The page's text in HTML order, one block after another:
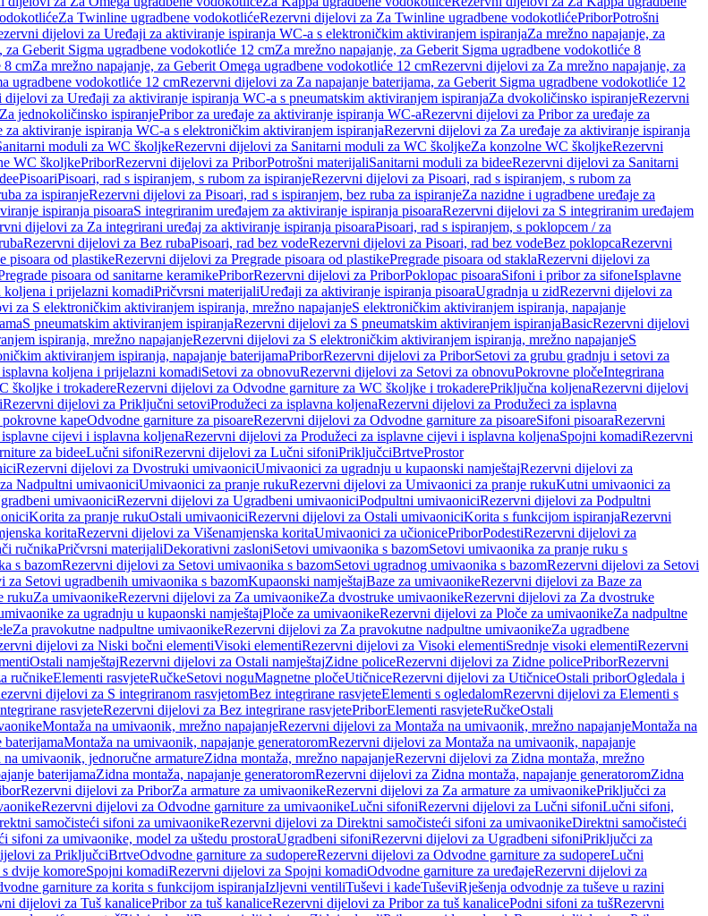
Za Twinline ugradbene vodokotlićeRezervni dijelovi za Za Twinline ugradbene vodokotlićePriborPotrošni
dijelovi za Uređaji za aktiviranje ispiranja WC-a s elektroničkim aktiviranjem ispiranjaZa mrežno napajanje, za
Geberit Sigma ugradbene vodokotliće 12 cmZa mrežno napajanje, za Geberit Sigma ugradbene vodokotliće 8
8 cmZa mrežno napajanje, za Geberit Omega ugradbene vodokotliće 12 cmRezervni dijelovi za Za mrežno napajanje, za
ugradbene vodokotliće 12 cmRezervni dijelovi za Za napajanje baterijama, za Geberit Sigma ugradbene vodokotliće 12
dijelovi za Uređaji za aktiviranje ispiranja WC-a s pneumatskim aktiviranjem ispiranjaZa dvokoličinsko ispiranjeRezervni
jednokoličinsko ispiranjePribor za uređaje za aktiviranje ispiranja WC-aRezervni dijelovi za Pribor za uređaje za
za aktiviranje ispiranja WC-a s elektroničkim aktiviranjem ispiranjaRezervni dijelovi za Za uređaje za aktiviranje ispiranja
moduli za WC školjkeRezervni dijelovi za Sanitarni moduli za WC školjkeZa konzolne WC školjkeRezervni
WC školjkePriborRezervni dijelovi za PriborPotrošni materijaliSanitarni moduli za bideeRezervni dijelovi za Sanitarni
PisoariPisoari, rad s ispiranjem, s rubom za ispiranjeRezervni dijelovi za Pisoari, rad s ispiranjem, s rubom za
za ispiranjeRezervni dijelovi za Pisoari, rad s ispiranjem, bez ruba za ispiranjeZa nazidne i ugradbene uređaje za
ispiranja pisoaraS integriranim uređajem za aktiviranje ispiranja pisoaraRezervni dijelovi za S integriranim uređajem
dijelovi za Za integrirani uređaj za aktiviranje ispiranja pisoaraPisoari, rad s ispiranjem, s poklopcem / za
Rezervni dijelovi za Bez rubaPisoari, rad bez vodeRezervni dijelovi za Pisoari, rad bez vodeBez poklopcaRezervni
pisoara od plastikeRezervni dijelovi za Pregrade pisoara od plastikePregrade pisoara od staklaRezervni dijelovi za
pisoara od sanitarne keramikePriborRezervni dijelovi za PriborPoklopac pisoaraSifoni i pribor za sifoneIsplavne
i prijelazni komadiPričvrsni materijaliUređaji za aktiviranje ispiranja pisoaraUgradnja u zidRezervni dijelovi za
za S elektroničkim aktiviranjem ispiranja, mrežno napajanjeS elektroničkim aktiviranjem ispiranja, napajanje
S pneumatskim aktiviranjem ispiranjaRezervni dijelovi za S pneumatskim aktiviranjem ispiranjaBasicRezervni dijelovi
ispiranja, mrežno napajanjeRezervni dijelovi za S elektroničkim aktiviranjem ispiranja, mrežno napajanjeS
aktiviranjem ispiranja, napajanje baterijamaPriborRezervni dijelovi za PriborSetovi za grubu gradnju i setovi za
koljena i prijelazni komadiSetovi za obnovuRezervni dijelovi za Setovi za obnovuPokrovne pločeIntegrirana
školjke i trokadereRezervni dijelovi za Odvodne garniture za WC školjke i trokaderePriključna koljenaRezervni dijelovi
Rezervni dijelovi za Priključni setoviProdužeci za isplavna koljenaRezervni dijelovi za Produžeci za isplavna
kapeOdvodne garniture za pisoareRezervni dijelovi za Odvodne garniture za pisoareSifoni pisoaraRezervni
cijevi i isplavna koljenaRezervni dijelovi za Produžeci za isplavne cijevi i isplavna koljenaSpojni komadiRezervni
za bideeLučni sifoniRezervni dijelovi za Lučni sifoniPriključciBrtveProstor
Rezervni dijelovi za Dvostruki umivaoniciUmivaonici za ugradnju u kupaonski namještajRezervni dijelovi za
Nadpultni umivaoniciUmivaonici za pranje rukuRezervni dijelovi za Umivaonici za pranje rukuKutni umivaonici za
umivaoniciRezervni dijelovi za Ugradbeni umivaoniciPodpultni umivaoniciRezervni dijelovi za Podpultni
Korita za pranje rukuOstali umivaoniciRezervni dijelovi za Ostali umivaoniciKorita s funkcijom ispiranjaRezervni
koritaRezervni dijelovi za Višenamjenska koritaUmivaonici za učionicePriborPodestiRezervni dijelovi za
ručnikaPričvrsni materijaliDekorativni zasloniSetovi umivaonika s bazomSetovi umivaonika za pranje ruku s
s bazomRezervni dijelovi za Setovi umivaonika s bazomSetovi ugradnog umivaonika s bazomRezervni dijelovi za Setovi
za Setovi ugradbenih umivaonika s bazomKupaonski namještajBaze za umivaonikeRezervni dijelovi za Baze za
rukuZa umivaonikeRezervni dijelovi za Za umivaonikeZa dvostruke umivaonikeRezervni dijelovi za Za dvostruke
za ugradnju u kupaonski namještajPloče za umivaonikeRezervni dijelovi za Ploče za umivaonikeZa nadpultne
Za pravokutne nadpultne umivaonikeRezervni dijelovi za Za pravokutne nadpultne umivaonikeZa ugradbene
dijelovi za Niski bočni elementiVisoki elementiRezervni dijelovi za Visoki elementiSrednje visoki elementiRezervni
Ostali namještajRezervni dijelovi za Ostali namještajZidne policeRezervni dijelovi za Zidne policePriborRezervni
ručnikeElementi rasvjeteRučkeSetovi noguMagnetne pločeUtičniceRezervni dijelovi za UtičniceOstali priborOgledala i
dijelovi za S integriranom rasvjetomBez integrirane rasvjeteElementi s ogledalomRezervni dijelovi za Elementi s
rasvjeteRezervni dijelovi za Bez integrirane rasvjetePriborElementi rasvjeteRučkeOstali
Montaža na umivaonik, mrežno napajanjeRezervni dijelovi za Montaža na umivaonik, mrežno napajanjeMontaža na
Montaža na umivaonik, napajanje generatoromRezervni dijelovi za Montaža na umivaonik, napajanje
umivaonik, jednoručne armatureZidna montaža, mrežno napajanjeRezervni dijelovi za Zidna montaža, mrežno
baterijamaZidna montaža, napajanje generatoromRezervni dijelovi za Zidna montaža, napajanje generatoromZidna
Rezervni dijelovi za PriborZa armature za umivaonikeRezervni dijelovi za Za armature za umivaonikePriključci za
Rezervni dijelovi za Odvodne garniture za umivaonikeLučni sifoniRezervni dijelovi za Lučni sifoniLučni sifoni,
samočisteći sifoni za umivaonikeRezervni dijelovi za Direktni samočisteći sifoni za umivaonikeDirektni samočisteći
sifoni za umivaonike, model za uštedu prostoraUgradbeni sifoniRezervni dijelovi za Ugradbeni sifoniPriključci za
za PriključciBrtveOdvodne garniture za sudopereRezervni dijelovi za Odvodne garniture za sudopereLučni
dvije komoreSpojni komadiRezervni dijelovi za Spojni komadiOdvodne garniture za uređajeRezervni dijelovi za
garniture za korita s funkcijom ispiranjaIzljevni ventiliTuševi i kadeTuševiRješenja odvodnje za tuševe u razini
dijelovi za Tuš kanalicePribor za tuš kanaliceRezervni dijelovi za Pribor za tuš kanalicePodni sifoni za tušRezervni